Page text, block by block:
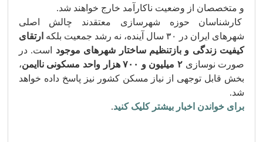
و متخصصان از وضعیت ناکارآمد خارج خواهند شد.
کارشناسان حوزه شهرسازی معتقدند چالش اصلی
شهرهای ایران در ۳۰ سال آینده، نه رشد جمعیت بلکه
ارتقای
کیفیت زندگی و بازتنظیم ساختار شهرهای موجود است. در
صورت نوسازی ۲ میلیون و ۷۰۰ هزار واحد مسکونی ناایمن
،
بخش قابل توجهی از نیاز مسکن کشور نیز پاسخ داده خواهد
شد.
برای خواندن اخبار بیشتر کلیک کنید.